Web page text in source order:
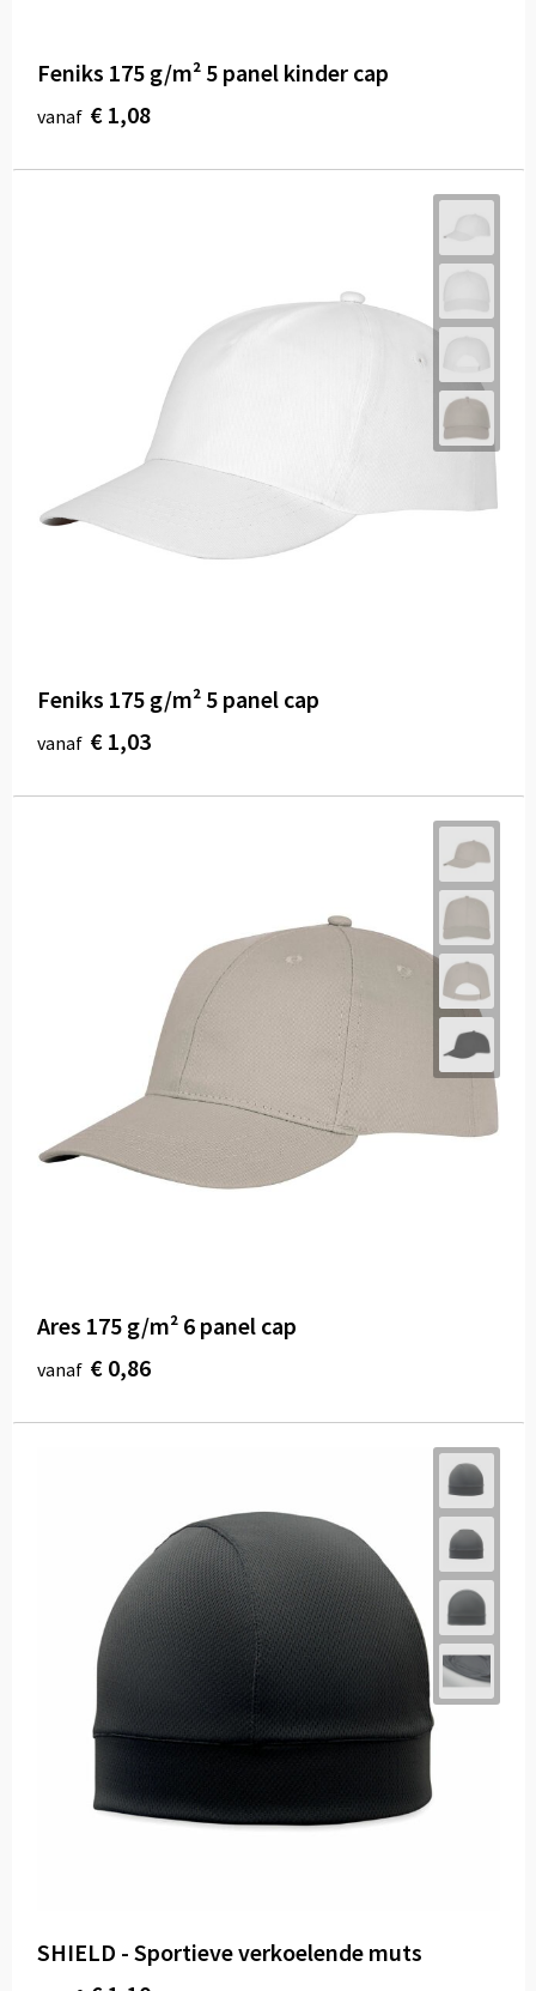
Feniks 175 g/m² 5 panel kinder cap
vanaf € 1,08
Feniks 175 g/m² 5 panel cap
vanaf € 1,03
Ares 175 g/m² 6 panel cap
vanaf € 0,86
SHIELD - Sportieve verkoelende muts